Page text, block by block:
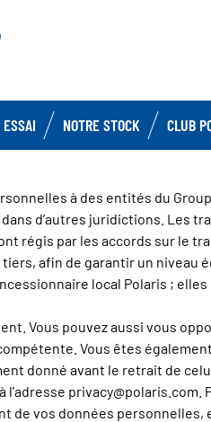
NOTRE STOCK CLUB
à des entités du
d’autres juridictions. Les
régis par les accords sur le
afin de garantir un niveau
local Polaris ;
Vous pouvez aussi vous
Vous êtes
donné avant le retrait de
de vos données